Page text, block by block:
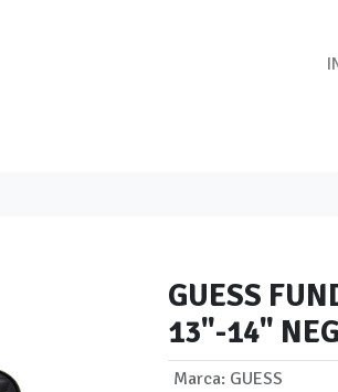
GUESS
13"-14"
Marca: GUESS